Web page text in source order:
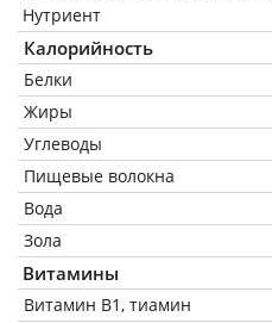
Нутриент
Калорийность
Белки
Жиры
Углеводы
Пищевые волокна
Вода
Зола
Витамины
Витамин В1, тиамин